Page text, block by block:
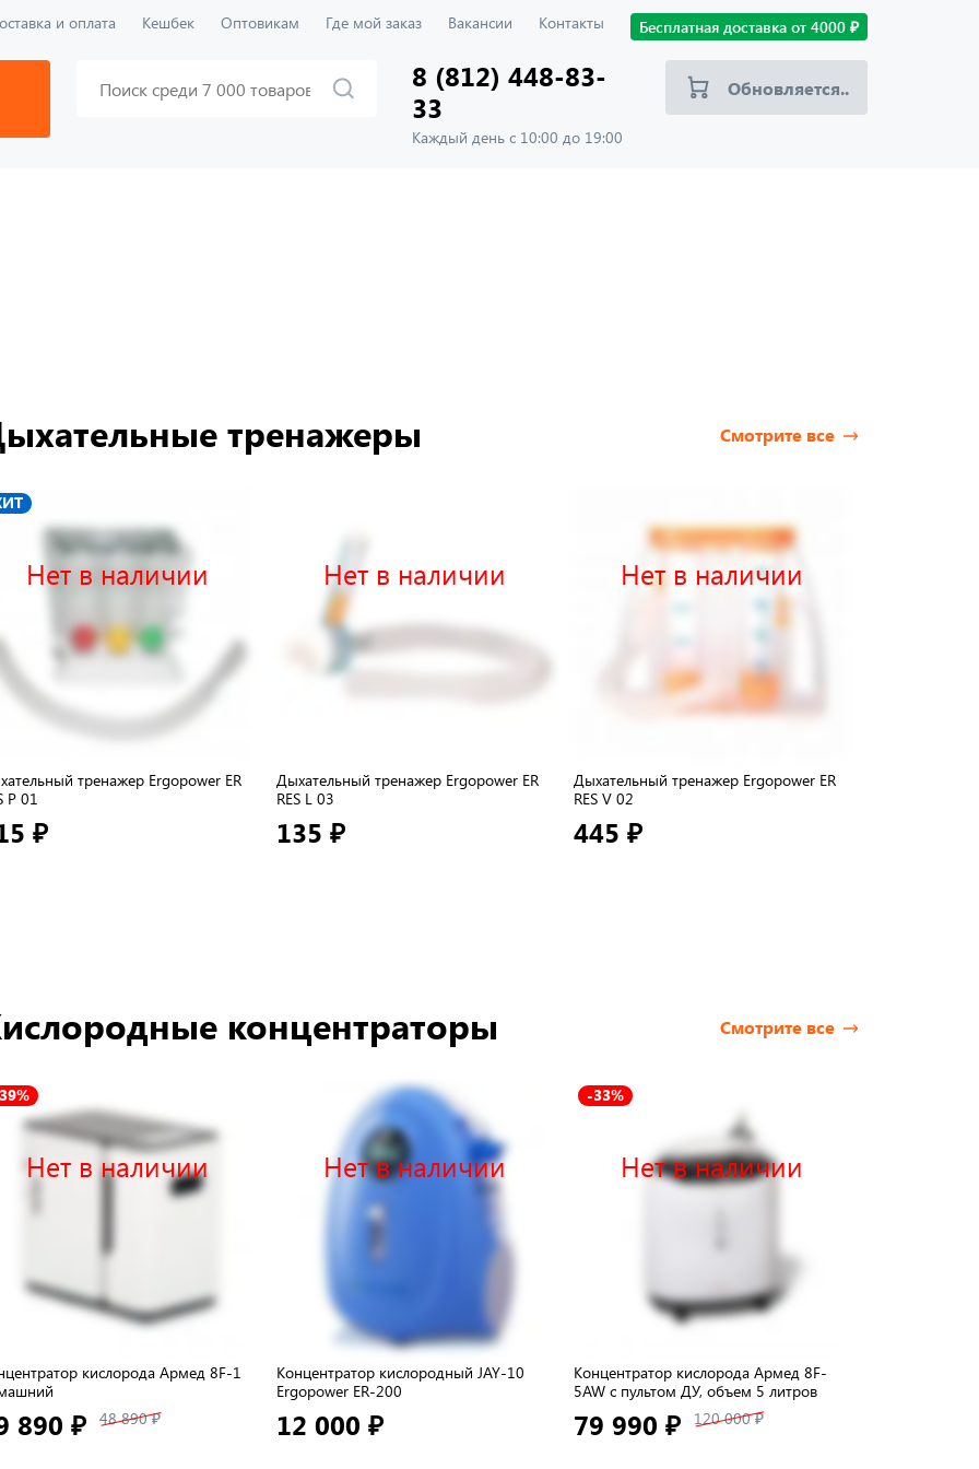
и оплата Кешбек Оптовикам Где мой заказ Вакансии Контакты Бесплатная доставка от 4000 ₽
8 (812) 448-83-
33
Каждый день с 10:00 до 19:00
Обновляется..
Смотрите все
тренажеры
Нет в наличии
тренажер Ergopower ER
P 01
₽
Нет в наличии
Дыхательный тренажер Ergopower ER
RES L 03
135 ₽
Нет в наличии
Дыхательный тренажер Ergopower ER
RES V 02
445 ₽
Смотрите все
концентраторы
Нет в наличии
кислорода Армед 8F-1
890 ₽ 48 890 ₽
Нет в наличии
Концентратор кислородный JAY-10
Ergopower ER-200
12 000 ₽
Нет в наличии
-33%
Концентратор кислорода Армед 8F-
5AW с пультом ДУ, объем 5 литров
79 990 ₽ 120 000 ₽